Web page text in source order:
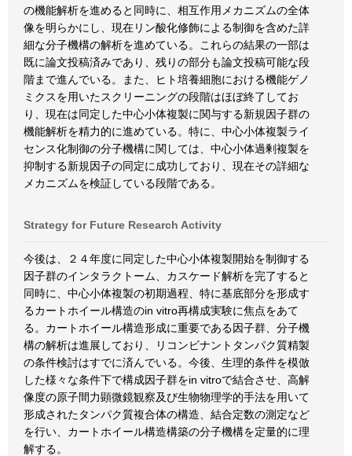
の機能解析を進めると同時に、相互作用メカニズムの全体
像を明らかにし、現在リン酸化修飾による制御を含めた詳
細な分子機構の解析を進めている。これらの結果の一部は
既に論文投稿済みであり、残りの部分も論文投稿可能な段
階まで進んでいる。また、ヒト培養細胞における機能ゲノ
ミクスを用いたスクリーニングの段階はほぼ終了してお
り、現在は同定した中心小体複製に関与する新規因子群の
機能解析を精力的に進めている。特に、中心小体複製ライ
センス化制御の分子機構に関しては、中心小体過剰複製を
抑制する新規因子の同定に成功しており、現在その詳細な
メカニズムを検証している段階である。
Strategy for Future Research Activity
今後は、２４年度に同定した中心小体複製開始を制御する
因子群のインタラクトーム、カスケード解析を完了すると
同時に、中心小体複製の初期過程、特に基底部分を形成す
るカートホイール構造のin vitro再構成実験に焦点をあて
る。カートホイール構造形成に重要である因子群、分子機
構の解析は進展しており、リコンビナントタンパク質精製
の条件検討はすでに済んでいる。今後、生理的条件を模倣
した様々な条件下で構成因子群をin vitroで結合させ、高解
像度の原子間力顕微鏡観察及び生物物理学的手法を用いて
形成されたタンパク質複合体の構造、結合定数の測定など
を行い、カートホイール構造構築の分子機構を定量的に理
解する。